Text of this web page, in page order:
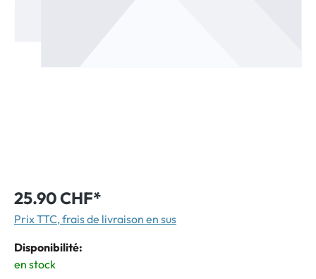
25.90 CHF*
Prix TTC, frais de livraison en sus
Disponibilité:
en stock